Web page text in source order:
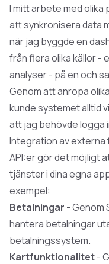
I mitt arbete med olika
att synkronisera data
när jag byggde en
från flera olika källor -
analyser - på en och
Genom att anropa
kunde systemet alltid
att jag behövde logga
Integration av
API:er gör det möjligt
tjänster i dina egna
exempel:
Betalningar - Genom
hantera betalningar
betalningssystem.
Kartfunktionalitet-